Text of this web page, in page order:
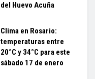
del Huevo Acuña
Clima en Rosario:
temperaturas entre
20°C y 34°C para este
sábado 17 de enero